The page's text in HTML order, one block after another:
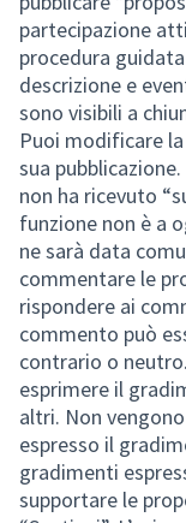
partecipazione
procedura
descrizione e
sono visibili a
Puoi modificare
sua
non ha ricevuto
funzione non è a
ne sarà data
commentare le
rispondere ai
commento può
contrario o
esprimere il
altri. Non
espresso il
gradimenti
supportare le